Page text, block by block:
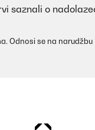
saznali o
Odnosi se na